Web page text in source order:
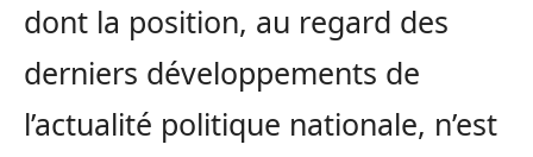
dont la position, au regard des
derniers développements de
l’actualité politique nationale, n’est